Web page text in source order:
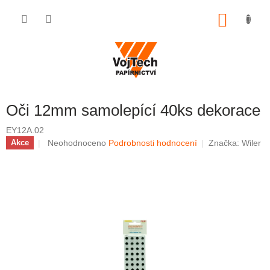
Oči 12mm samolepící 40ks dekorace
EY12A.02
Akce Průměrné hodnocení produktu je 0,0 z 5 hvězdiček.
Neohodnoceno Podrobnosti hodnocení Značka: Wiler